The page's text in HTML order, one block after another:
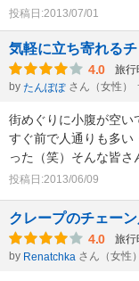
投稿日:2013/07/01
気軽に立ち寄れる
4.0 旅行
by たんぽぽ さん（女性）
街めぐりに小腹が空い
すぐ前で人通りも多い
った（笑）そんな皆さ
投稿日:2013/06/09
クレープのチェー
4.0 旅行
by Renatchka さん（女性）